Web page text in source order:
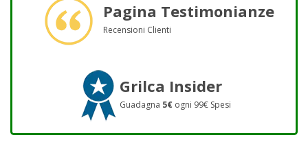
Pagina Testimonianze
Recensioni Clienti
Grilca Insider
Guadagna 5€ ogni 99€ Spesi